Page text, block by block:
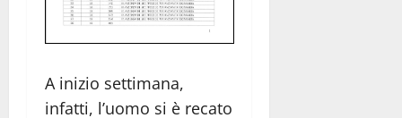
A inizio settimana,
infatti, l’uomo si è recato